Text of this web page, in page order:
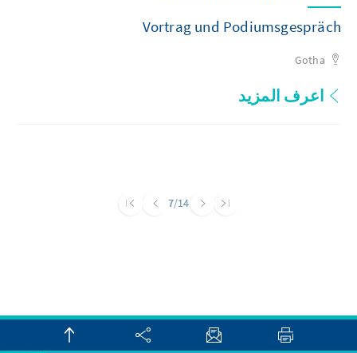
Vortrag und Podiumsgespräch
Gotha
اعرف المزيد
7/14